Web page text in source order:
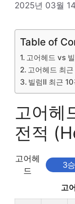
2025년 03월
Table of
고어헤드 vs
고어헤드 최
빌럼II 최근 10
고어헤
전적
고어헤
드
3승
고